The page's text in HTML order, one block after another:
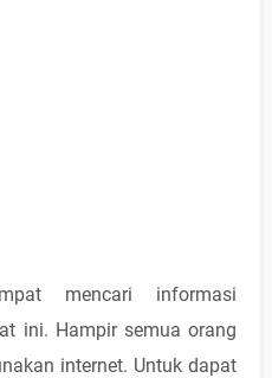
mencari informasi
ini. Hampir semua orang
internet. Untuk dapat